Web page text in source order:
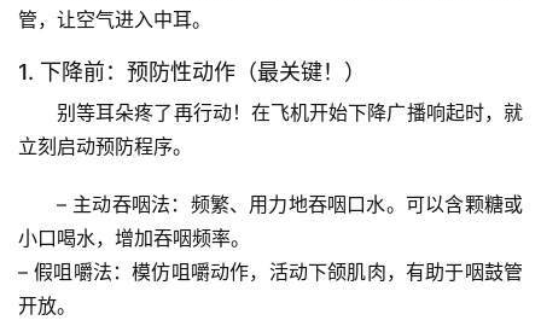
首
页
管，让空气进入中耳。
1. 下降前：预防性动作（最关键！）
别等耳朵疼了再行动！ 在飞机开始下降广播响起时，就
立刻启动预防程序。
– 主动吞咽法 ：频繁、用力地吞咽口水。可以含颗糖或
小口喝水，增加吞咽频率。
– 假咀嚼法 ：模仿咀嚼动作，活动下颌肌肉，有助于咽鼓管
开放。